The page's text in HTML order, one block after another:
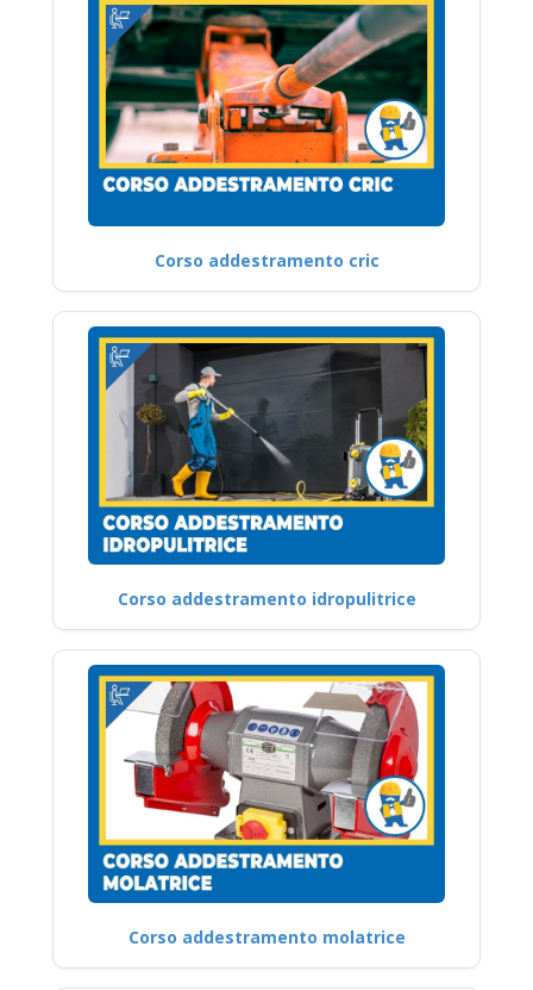
Corso addestramento cric
Corso addestramento idropulitrice
Corso addestramento molatrice